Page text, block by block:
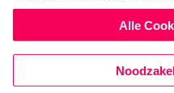
Alle